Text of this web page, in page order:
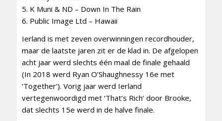
5. K Muni & ND – Down In The Rain
6. Public Image Ltd – Hawaii
Ierland is met zeven overwinningen recordhouder,
maar de laatste jaren zit er de klad in. De afgelopen
acht jaar werd slechts één maal de finale gehaald
(In 2018 werd Ryan O’Shaughnessy 16e met
‘Together’). Vorig jaar werd Ierland
vertegenwoordigd met ‘That’s Rich’ door Brooke,
dat slechts 15e werd in de halve finale.